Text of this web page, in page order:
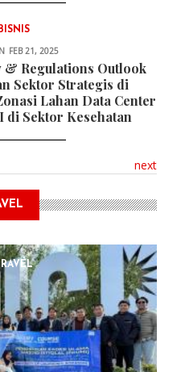
BISNIS
FEB 21, 2025
& Regulations Outlook
Sektor Strategis di
Lahan Data Center
di Sektor Kesehatan
next